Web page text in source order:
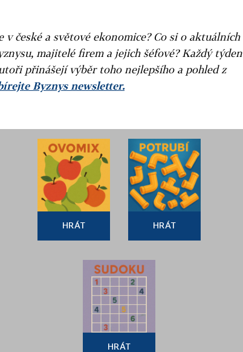
v české a světové ekonomice? Co si o aktuálních
majitelé firem a jejich šéfové? Každý týden
přinášejí výběr toho nejlepšího a pohled z
Byznys newsletter.
HRÁT HRÁT
HRÁT